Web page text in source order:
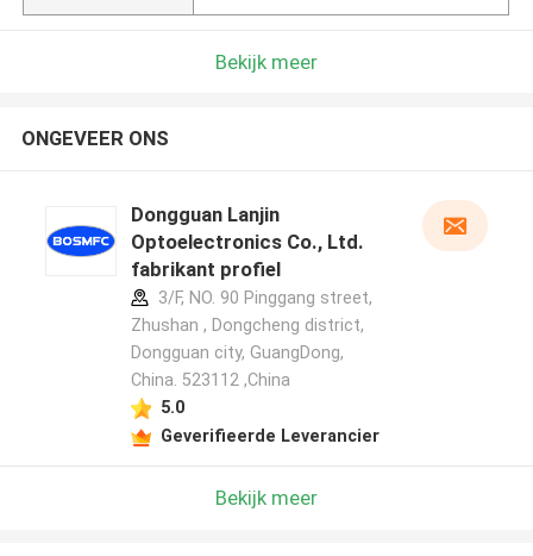
Bekijk meer
ONGEVEER ONS
Dongguan Lanjin
Optoelectronics Co., Ltd.
fabrikant profiel
3/F, NO. 90 Pinggang street,
Zhushan , Dongcheng district,
Dongguan city, GuangDong,
China. 523112 ,China
5.0
Geverifieerde Leverancier
Bekijk meer